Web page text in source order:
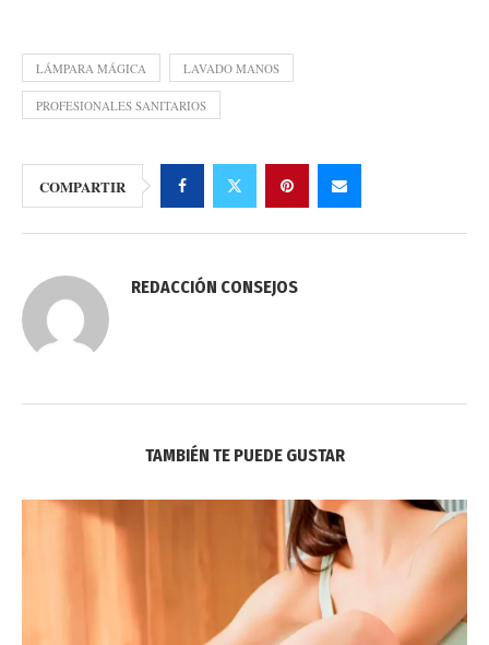
LÁMPARA MÁGICA LAVADO MANOS
PROFESIONALES SANITARIOS
COMPARTIR
REDACCIÓN CONSEJOS
TAMBIÉN TE PUEDE GUSTAR